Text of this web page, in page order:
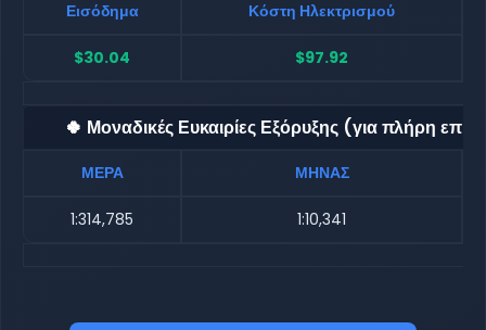
Εισόδημα
Κόστη Ηλεκτρισμού
$30.04 $97.92
🍀 Μοναδικές Ευκαιρίες Εξόρυξης (για πλήρη
ΜΕΡΑ ΜΗΝΑΣ
1:314,785 1:10,341